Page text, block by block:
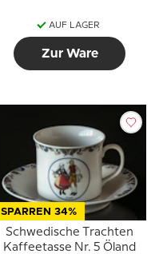
AUF LAGER
Zur Ware
SPARREN 34%
Schwedische Trachten
Kaffeetasse Nr. 5 Öland